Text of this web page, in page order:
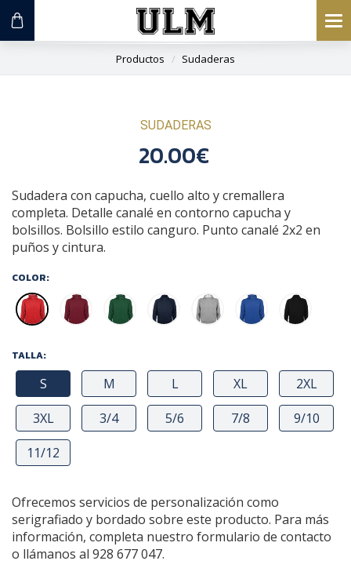
Productos Sudaderas
SUDADERAS
20.00€
Sudadera con capucha, cuello alto y cremallera
completa. Detalle canalé en contorno capucha y
bolsillos. Bolsillo estilo canguro. Punto canalé 2x2 en
puños y cintura.
COLOR:
TALLA:
S M L XL
2XL
3XL
3/4 5/6 7/8
9/10
11/12
Ofrecemos servicios de personalización como
serigrafiado y bordado sobre este producto. Para más
información, completa nuestro formulario de contacto
o llámanos al 928 677 047.